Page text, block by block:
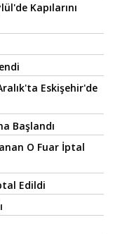
Kapılarını
Eskişehir'de
Başlandı
O Fuar İptal
Edildi